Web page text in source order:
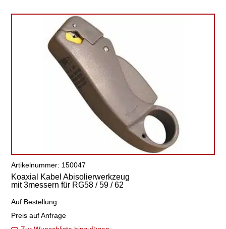
Artikelnummer: 150047
Koaxial Kabel Abisolierwerkzeug
mit 3messern für RG58 / 59 / 62
Auf Bestellung
Preis auf Anfrage